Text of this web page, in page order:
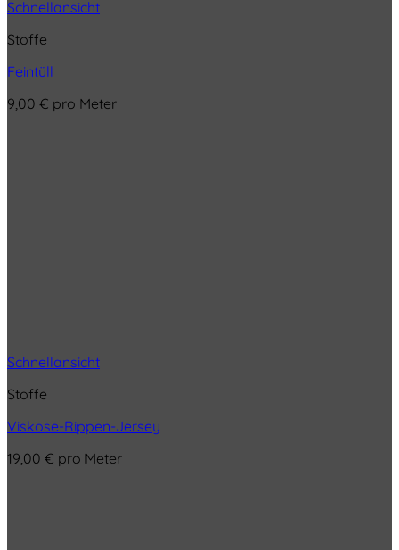
Schnellansicht
Stoffe
Feintüll
9,00 € pro Meter
Schnellansicht
Stoffe
Viskose-Rippen-Jersey
19,00 € pro Meter